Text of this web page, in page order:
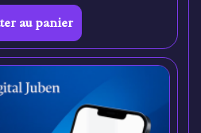
au panier